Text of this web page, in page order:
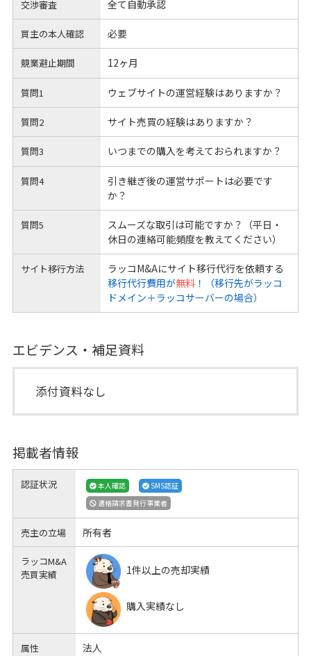
交渉審査 全て自動承認
買主の本人確認 必要
競業避止期間 12ヶ月
質問1 ウェブサイトの運営経験はありますか？
質問2 サイト売買の経験はありますか？
質問3 いつまでの購入を考えておられますか？
質問4
引き継ぎ後の運営サポートは必要です
か？
質問5
スムーズな取引は可能ですか？（平日・
休日の連絡可能頻度を教えてください）
サイト移行方法
ラッコM&Aにサイト移行代行を依頼する
移行代行費用が無料！（移行先がラッコ
ドメイン＋ラッコサーバーの場合）
エビデンス・補足資料
添付資料なし
掲載者情報
認証状況 本人確認
SMS認証
適格請求書発行事業者
売主の立場 所有者
ラッコM&A
売買実績
1件以上の売却実績
購入実績なし
属性 法人